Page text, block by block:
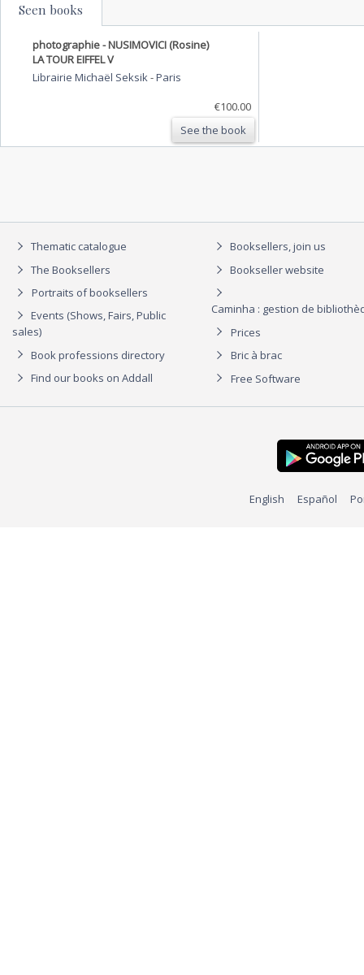
Seen books
photographie - NUSIMOVICI (Rosine)
LA TOUR EIFFEL V
Librairie Michaël Seksik -Paris
€100.00
See the book
Thematic catalogue
The Booksellers
Portraits of booksellers
Events (Shows, Fairs, Public
sales)
Book professions directory
Find our books on Addall
Booksellers, join us
Bookseller website
Caminha : gestion de
Prices
Bric à brac
Free Software
English Español